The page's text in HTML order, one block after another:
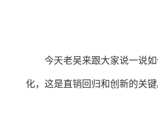
今天老吴来跟大家说一说
化，这是直销回归和创新的关键